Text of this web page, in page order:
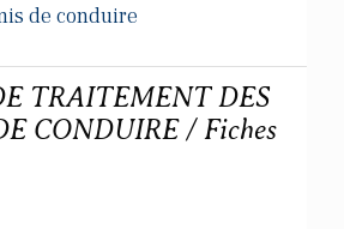
de conduire
TRAITEMENT DES
CONDUIRE / Fiches